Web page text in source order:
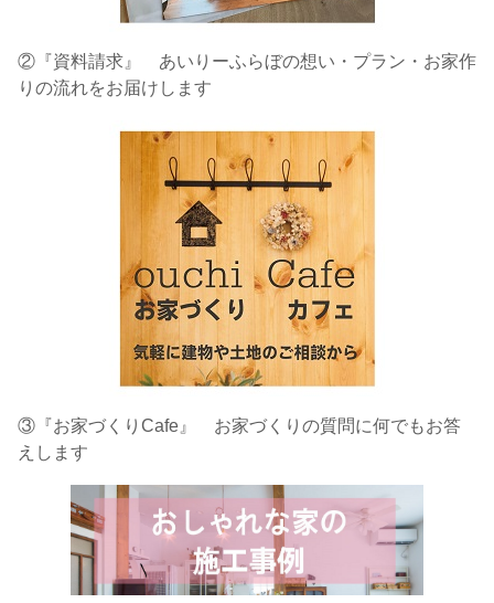
②『資料請求』 あいりーふらぼの想い・プラン・お家作
りの流れをお届けします
③『お家づくりCafe』 お家づくりの質問に何でもお答
えします